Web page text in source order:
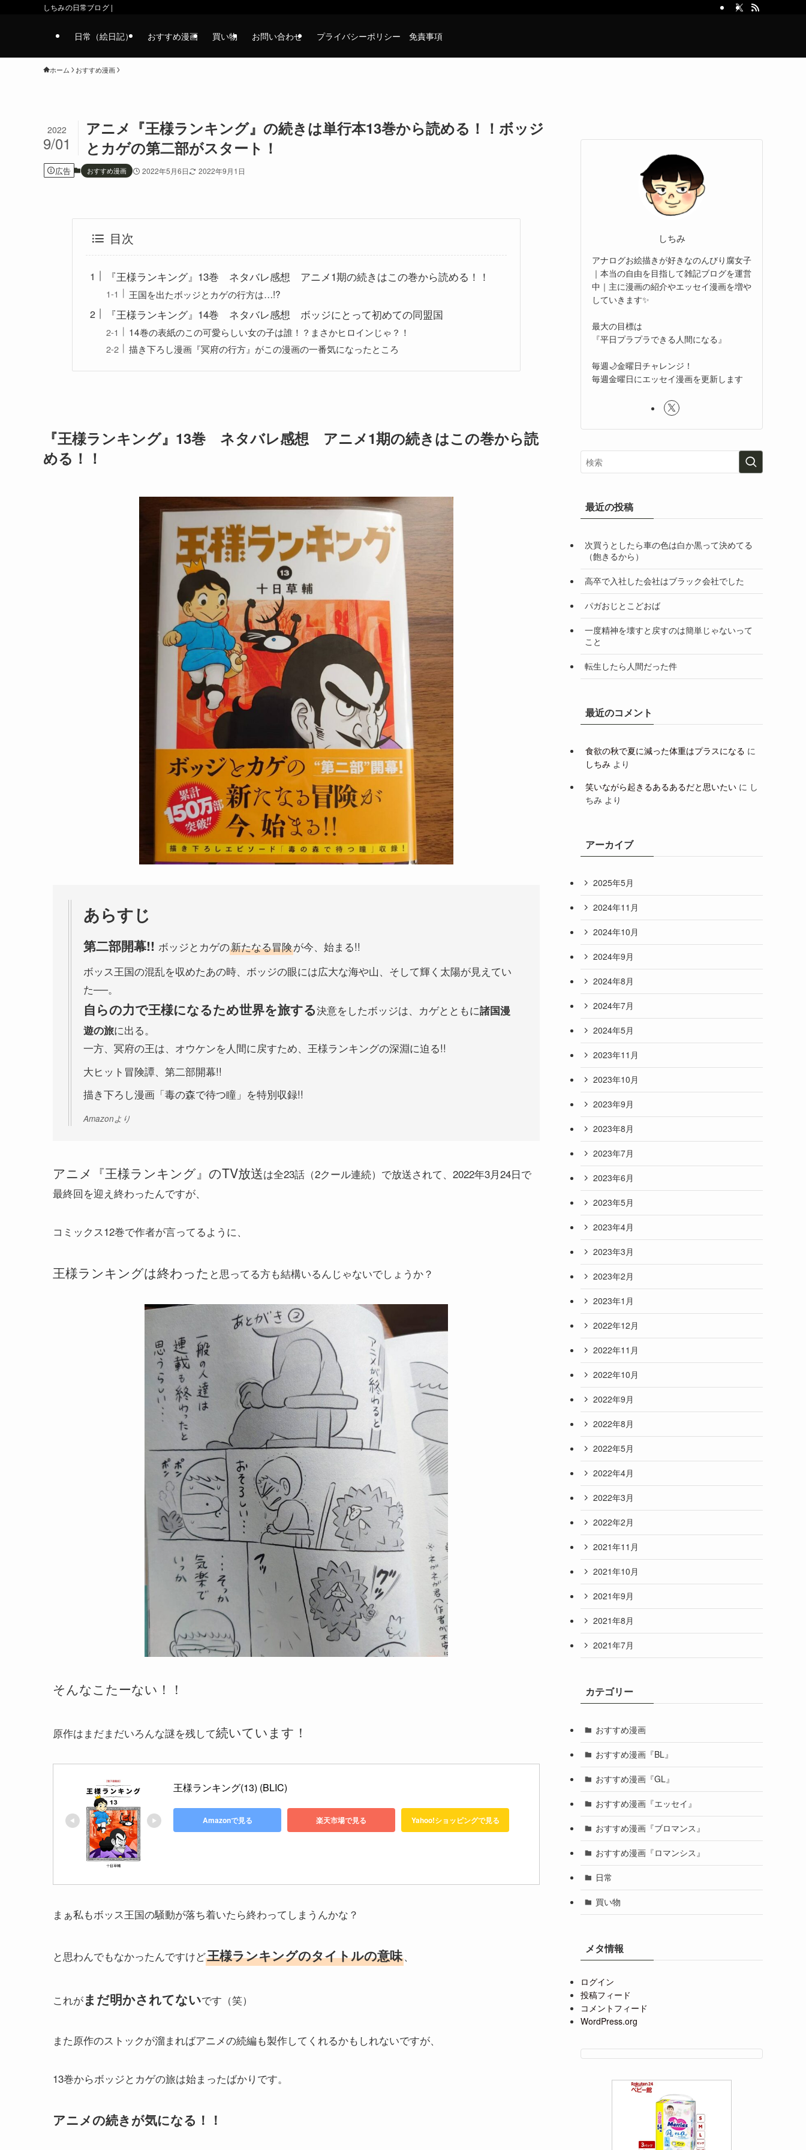
しちみの日常ブログ |
日常（絵日記） おすすめ漫画 買い物 お問い合わせ プライバシーポリシー 免責事項
ホーム おすすめ漫画
アニメ『王様ランキング』の続きは単行本13巻から読める！！ボッジ
とカゲの第二部がスタート！
2022
9/01
広告 おすすめ漫画 2022年5月6日 2022年9月1日
目次
『王様ランキング』13巻 ネタバレ感想 アニメ1期の続きはこの巻から読める！！
王国を出たボッジとカゲの行方は…!?
『王様ランキング』14巻 ネタバレ感想 ボッジにとって初めての同盟国
14巻の表紙のこの可愛らしい女の子は誰！？まさかヒロインじゃ？！
描き下ろし漫画『冥府の行方』がこの漫画の一番気になったところ
『王様ランキング』13巻 ネタバレ感想 アニメ1期の続きはこの巻から読
める！！
あらすじ
第二部開幕!! ボッジとカゲの新たなる冒険が今、始まる!!
ボッス王国の混乱を収めたあの時、ボッジの眼には広大な海や山、そして輝く太陽が見えてい
た──。
自らの力で王様になるため世界を旅する決意をしたボッジは、カゲとともに諸国漫
遊の旅に出る。
一方、冥府の王は、オウケンを人間に戻すため、王様ランキングの深淵に迫る!!
大ヒット冒険譚、第二部開幕!!
描き下ろし漫画「毒の森で待つ瞳」を特別収録!!
Amazonより
アニメ『王様ランキング』のTV放送は全23話（2クール連続）で放送されて、2022年3月24日で
最終回を迎え終わったんですが、
コミックス12巻で作者が言ってるように、
王様ランキングは終わった と思ってる方も結構いるんじゃないでしょうか？
そんなこたーない！！
原作はまだまだいろんな謎を残して続いています！
王様ランキング(13) (BLIC)
Amazonで見る 楽天市場で見る Yahoo!ショッピングで見る
まぁ私もボッス王国の騒動が落ち着いたら終わってしまうんかな？
と思わんでもなかったんですけど王様ランキングのタイトルの意味、
これがまだ明かされてないです（笑）
また原作のストックが溜まればアニメの続編も製作してくれるかもしれないですが、
13巻からボッジとカゲの旅は始まったばかりです。
アニメの続きが気になる！！
しちみ
アナログお絵描きが好きなのんびり腐女子
｜本当の自由を目指して雑記ブログを運営
中｜主に漫画の紹介やエッセイ漫画を増や
していきます✨
最大の目標は
『平日プラプラできる人間になる』
毎週🌙金曜日チャレンジ！
毎週金曜日にエッセイ漫画を更新します
最近の投稿
次買うとしたら車の色は白か黒って決めてる
（飽きるから）
高卒で入社した会社はブラック会社でした
パガおじとこどおば
一度精神を壊すと戻すのは簡単じゃないって
こと
転生したら人間だった件
最近のコメント
食欲の秋で夏に減った体重はプラスになる に
しちみ より
笑いながら起きるあるあるだと思いたい に し
ちみ より
アーカイブ
2025年5月
2024年11月
2024年10月
2024年9月
2024年8月
2024年7月
2024年5月
2023年11月
2023年10月
2023年9月
2023年8月
2023年7月
2023年6月
2023年5月
2023年4月
2023年3月
2023年2月
2023年1月
2022年12月
2022年11月
2022年10月
2022年9月
2022年8月
2022年5月
2022年4月
2022年3月
2022年2月
2021年11月
2021年10月
2021年9月
2021年8月
2021年7月
カテゴリー
おすすめ漫画
おすすめ漫画『BL』
おすすめ漫画『GL』
おすすめ漫画『エッセイ』
おすすめ漫画『ブロマンス』
おすすめ漫画『ロマンシス』
日常
買い物
メタ情報
ログイン
投稿フィード
コメントフィード
WordPress.org